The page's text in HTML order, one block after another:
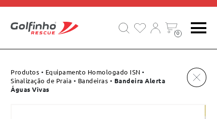
0
Produtos • Equipamento Homologado ISN •
Sinalização de Praia • Bandeiras • Bandeira Alerta
Águas Vivas